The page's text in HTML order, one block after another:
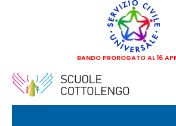
BANDO PROROGATO AL 16